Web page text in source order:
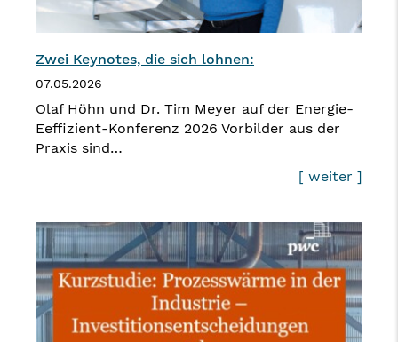
Zwei Keynotes, die sich lohnen:
07.05.2026
Olaf Höhn und Dr. Tim Meyer auf der Energie-
Eeffizient-Konferenz 2026 Vorbilder aus der
Praxis sind…
[ weiter ]